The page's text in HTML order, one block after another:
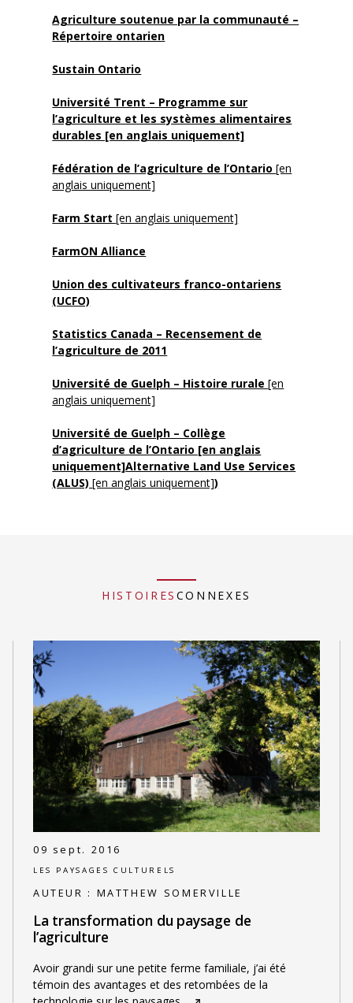
Agriculture soutenue par la communauté –
Répertoire ontarien
Sustain Ontario
Université Trent – Programme sur
l’agriculture et les systèmes alimentaires
durables [en anglais uniquement]
Fédération de l’agriculture de l’Ontario[en
anglais uniquement]
Farm Start[en anglais uniquement]
FarmON Alliance
Union des cultivateurs franco-ontariens
(UCFO)
Statistics Canada – Recensement de
l’agriculture de 2011
Université de Guelph – Histoire rurale[en
anglais uniquement]
Université de Guelph – Collège
d’agriculture de l’Ontario [en anglais
uniquement]Alternative Land Use Services
(ALUS)[en anglais uniquement])
HISTOIRES CONNEXES
09 sept. 2016
LES PAYSAGES CULTURELS
AUTEUR : MATTHEW SOMERVILLE
La transformation du paysage de
l’agriculture
Avoir grandi sur une petite ferme familiale, j’ai été
témoin des avantages et des retombées de la